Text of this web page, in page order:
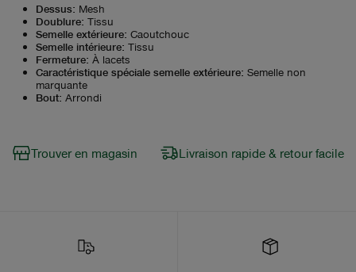
Dessus: Mesh
Doublure: Tissu
Semelle extérieure: Caoutchouc
Semelle intérieure: Tissu
Fermeture: À lacets
Caractéristique spéciale semelle extérieure: Semelle non
marquante
Bout: Arrondi
Trouver en magasin Livraison rapide & retour facile